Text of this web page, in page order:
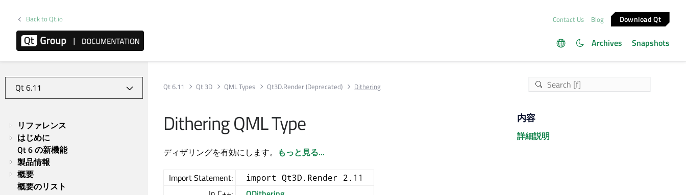
Back to Qt.io Contact Us Blog Download Qt
Archives Snapshots
リファレンス
はじめに
Qt 6 の新機能
製品情報
概要
概要のリスト
Qt 6.11 Qt 3D QML Types Qt3D.Render (Deprecated) Dithering
Dithering QML Type
ディザリングを有効にします。 もっと見る...
Import Statement: import Qt3D.Render 2.11
内容
詳細説明